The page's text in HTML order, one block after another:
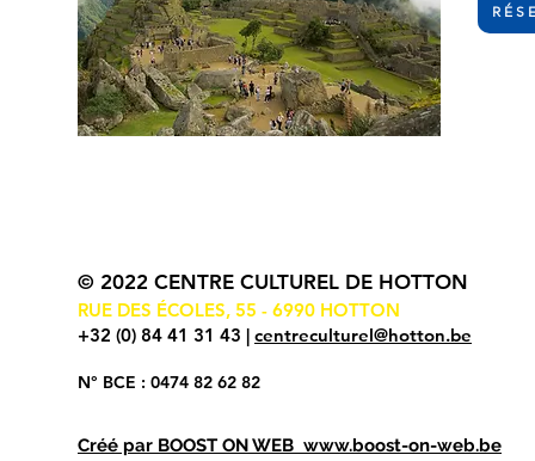
© 2022 CENTRE CULTUREL DE HOTTON
RUE DES ÉCOLES, 55 - 6990 HOTTON
+32 (0) 84 41 31 43 | centreculturel@hotton.be
N° BCE : 0474 82 62 82
Créé par BOOST ON WEB www.boost-on-web.be